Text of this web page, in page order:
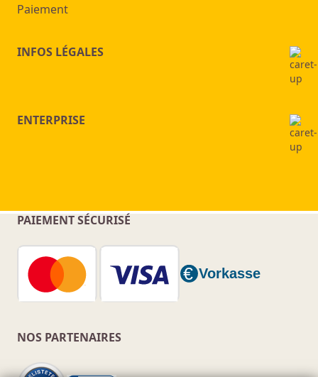
Paiement
INFOS LÉGALES
ENTERPRISE
PAIEMENT SÉCURISÉ
NOS PARTENAIRES